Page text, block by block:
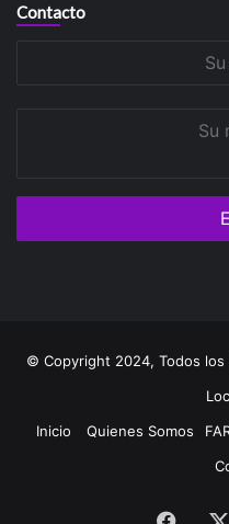
Contacto
© Copyright 2024, Todos
Inicio
Quienes Somos